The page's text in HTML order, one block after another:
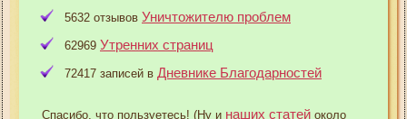
5632 отзывов Уничтожителю проблем
62969 Утренних страниц
72417 записей в Дневнике Благодарностей
Спасибо, что пользуетесь! (Ну и наших статей около